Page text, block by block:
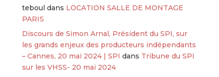
teboul dans LOCATION SALLE DE MONTAGE
PARIS
Discours de Simon Arnal, Président du SPI, sur
les grands enjeux des producteurs indépendants
– Cannes, 20 mai 2024 | SPI dans Tribune du SPI
sur les VHSS- 20 mai 2024